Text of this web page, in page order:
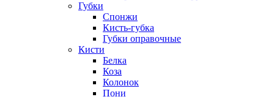
Губки
Спонжи
Кисть-губка
Губки оправочные
Кисти
Белка
Коза
Колонок
Пони